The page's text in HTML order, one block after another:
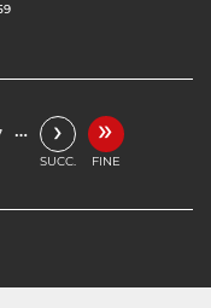
… ›
SUCC.
»
FINE